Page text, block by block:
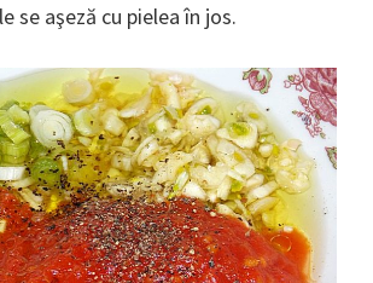
se aşeză cu pielea în jos.